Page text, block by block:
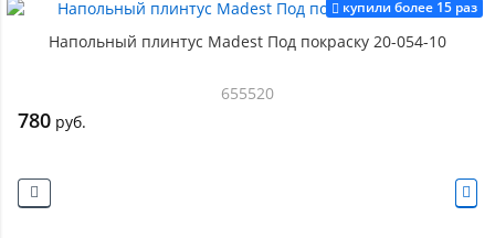
купили более 15 раз
Напольный плинтус Madest Под покраску 20-054-10
655520
780 руб.